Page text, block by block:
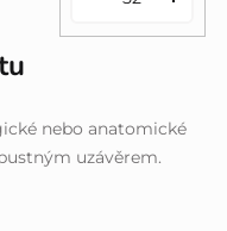
nebo anatomické
uzávěrem.